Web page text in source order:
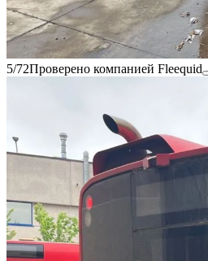
5/72Проверено компанией Fleequid